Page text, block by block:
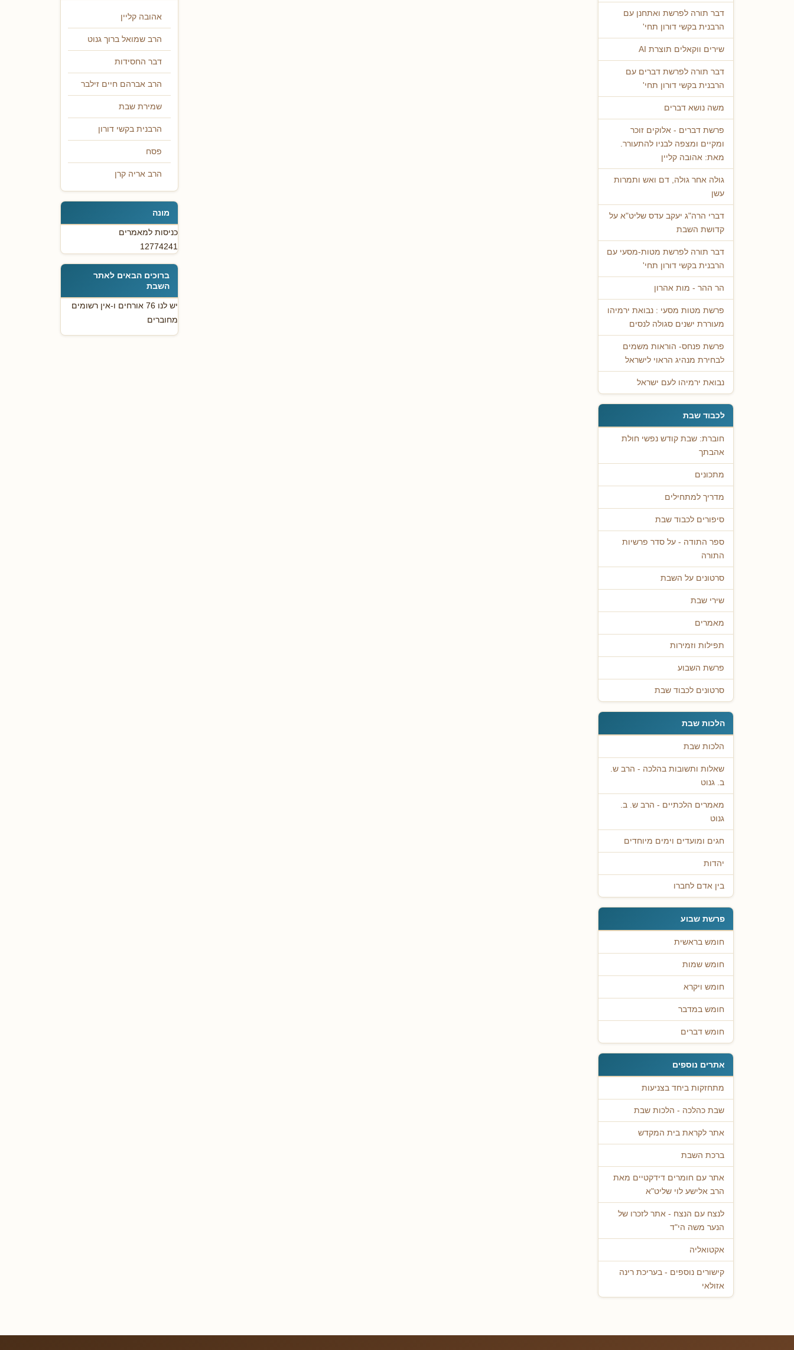
דבר תורה לפרשת ואתחנן עם
הרבנית בקשי דורון תחי'
שירים ווקאלים תוצרת AI
דבר תורה לפרשת דברים עם
הרבנית בקשי דורון תחי'
משה נושא דברים
פרשת דברים - אלוקים זוכר
ומקיים ומצפה לבניו להתעורר.
מאת: אהובה קליין
גולה אחר גולה, דם ואש ותמרות
עשן
דברי הרה"ג יעקב עדס שליט"א על
קדושת השבת
דבר תורה לפרשת מטות-מסעי עם
הרבנית בקשי דורון תחי'
הר ההר - מות אהרון
פרשת מטות מסעי : נבואת ירמיהו
מעוררת ישנים סגולה לנסים
פרשת פנחס- הוראות משמים
לבחירת מנהיג הראוי לישראל
נבואת ירמיהו לעם ישראל
לכבוד שבת
חוברת: שבת קודש נפשי חולת
אהבתך
מתכונים
מדריך למתחילים
סיפורים לכבוד שבת
ספר התודה - על סדר פרשיות
התורה
סרטונים על השבת
שירי שבת
מאמרים
תפילות וזמירות
פרשת השבוע
סרטונים לכבוד שבת
הלכות שבת
הלכות שבת
שאלות ותשובות בהלכה - הרב ש.
ב. גנוט
מאמרים הלכתיים - הרב ש. ב.
גנוט
חגים ומועדים וימים מיוחדים
יהדות
בין אדם לחברו
פרשת שבוע
חומש בראשית
חומש שמות
חומש ויקרא
חומש במדבר
חומש דברים
אתרים נוספים
מתחזקות ביחד בצניעות
שבת כהלכה - הלכות שבת
אתר לקראת בית המקדש
ברכת השבת
אתר עם חומרים דידקטיים מאת
הרב אלישע לוי שליט"א
לנצח עם הנצח - אתר לזכרו של
הנער משה הי"ד
אקטואליה
קישורים נוספים - בעריכת רינה
אזולאי
אהובה קליין
הרב שמואל ברוך גנוט
דבר החסידות
הרב אברהם חיים זילבר
שמירת שבת
הרבנית בקשי דורון
פסח
הרב אריה קרן
מונה
כניסות למאמרים
12774241
ברוכים הבאים לאתר
השבת
יש לנו 76 אורחים ו-אין רשומים
מחוברים